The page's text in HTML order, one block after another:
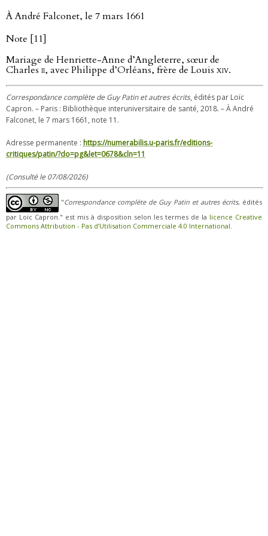
À André Falconet, le 7 mars 1661
Note [11]
Mariage de Henriette-Anne d’Angleterre, sœur de
Charles ii, avec Philippe d’Orléans, frère de Louis xiv.
Correspondance complète de Guy Patin et autres écrits, édités par Loïc
Capron. – Paris : Bibliothèque interuniversitaire de santé, 2018. – À André
Falconet, le 7 mars 1661, note 11.
Adresse permanente : https://numerabilis.u-paris.fr/editions-
critiques/patin/?do=pg&let=0678&cln=11
(Consulté le 07/08/2026)
"Correspondance complète de Guy Patin et autres écrits, édités
par Loïc Capron." est mis à disposition selon les termes de la licence Creative
Commons Attribution - Pas d’Utilisation Commerciale 4.0 International.